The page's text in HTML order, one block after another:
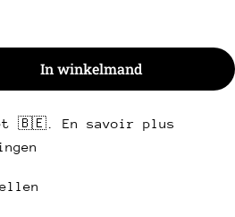
voor gerijpte
voor gerijpte Holstein-
In winkelmand
🇧🇪. En savoir plus